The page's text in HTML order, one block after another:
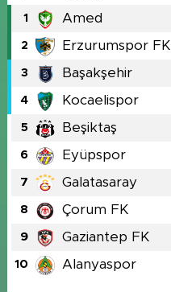
1 Amed
2 Erzurumspor FK
3 Başakşehir
4 Kocaelispor
5 Beşiktaş
6 Eyüpspor
7 Galatasaray
8 Çorum FK
9 Gaziantep FK
10 Alanyaspor